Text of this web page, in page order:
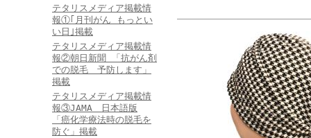
テタリスメディア掲載情
報①｢月刊がん もっとい
い日｣掲載
テタリスメディア掲載情
報②朝日新聞 「抗がん剤
での脱毛 予防します」
掲載
テタリスメディア掲載情
報③JAMA 日本語版
「癌化学療法時の脱毛を
防ぐ」掲載